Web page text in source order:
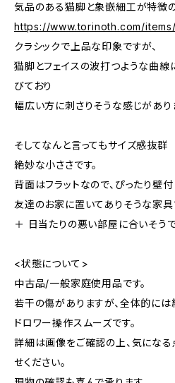
気品のある猫脚と象嵌細工が特徴
https://www.torinoth.com/
クラシックで上品な印象ですが、
猫脚とフェイスの波打つような曲線
びており
幅広い方に刺さりそうな感じがあり
そしてなんと言ってもサイズ感抜群
絶妙な小ささです。
背面はフラットなので、ぴったり壁
友達のお家に置いてありそうな家具
＋ 日当たりの悪い部屋に合いそうで
<状態について>
中古品/一般家庭使用品です。
若干の傷がありますが、全体的には
ドロワー操作スムーズです。
詳細は画像をご確認の上、気にな
せください。